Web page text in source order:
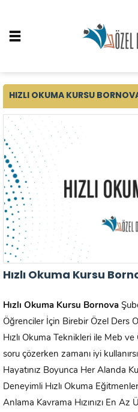
HIZLI OKUMA KURSU
Hızlı Okuma Kursu
Hızlı Okuma Kursu Bornova
Öğrenciler İçin Birebir Özel Ders
Hızlı Okuma Teknikleri ile Meb ve
soru çözerken zamanı iyi
Hayatınız Boyunca Her Alanda
Deneyimli Hızlı Okuma
Anlama Kavrama Hızınızı En Az